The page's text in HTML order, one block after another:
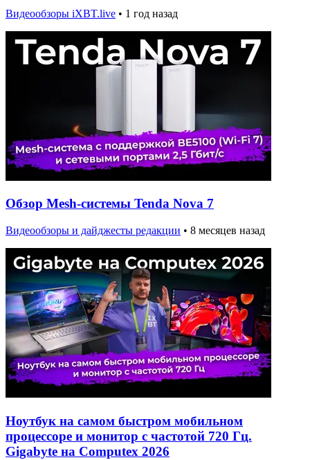
Видеообзоры iXBT.live • 1 год назад
Обзор Mesh-системы Tenda Nova 7
Видеообзоры и дайджесты редакции • 8 месяцев назад
Ноутбук на самом быстром мобильном
процессоре и монитор с частотой 720 Гц.
Gigabyte на Computex 2026